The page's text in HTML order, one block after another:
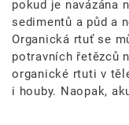
pokud je navázána
sedimentů a půd a
Organická rtuť se
potravních řetězců
organické rtuti v
i houby. Naopak,